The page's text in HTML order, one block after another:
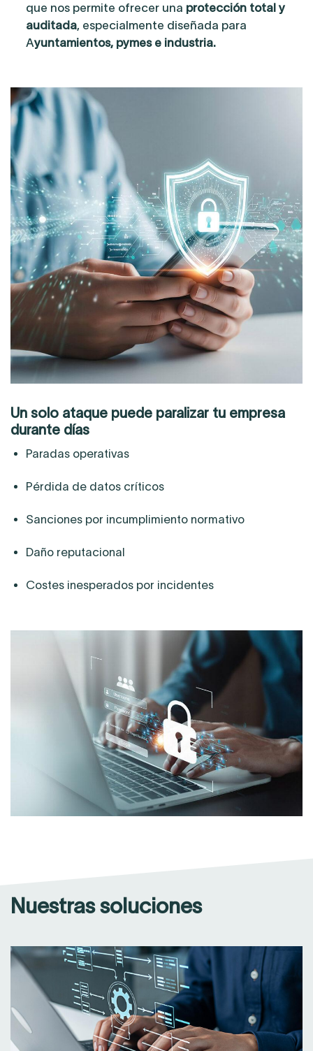
que nos permite ofrecer una protección total y
auditada, especialmente diseñada para
Ayuntamientos, pymes e industria.
Un solo ataque puede paralizar tu empresa
durante días
Paradas operativas
Pérdida de datos críticos
Sanciones por incumplimiento normativo
Daño reputacional
Costes inesperados por incidentes
Nuestras soluciones